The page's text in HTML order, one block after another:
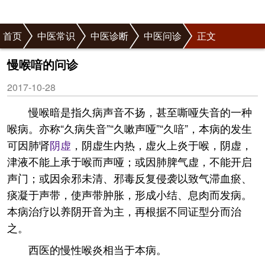
首页 中医常识 中医诊断 中医问诊 正文
慢喉喑的问诊
2017-10-28
慢喉暗是指久病声音不扬，甚至嘶哑失音的一种
喉病。亦称“久病失音”“久嗽声哑”“久喑”，本病的发生
可因肺肾阴虚 ，阴虚生内热，虚火上炎于喉，阴虚，
津液不能上承于喉而声哑；或因肺脾气虚，不能开启
声门；或因余邪未清、邪毒反复侵袭以致气滞血瘀、
痰凝于声带，使声带肿胀，形成小结、息肉而发病。
本病治疗以养阴开音为主，再根据不同证型分而治
之。
西医的慢性喉炎相当于本病。